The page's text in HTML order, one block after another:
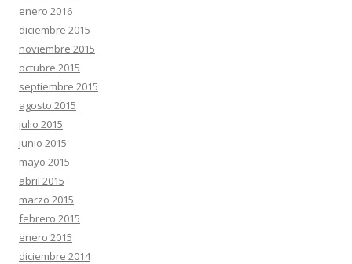
enero 2016
diciembre 2015
noviembre 2015
octubre 2015
septiembre 2015
agosto 2015
julio 2015
junio 2015
mayo 2015
abril 2015
marzo 2015
febrero 2015
enero 2015
diciembre 2014